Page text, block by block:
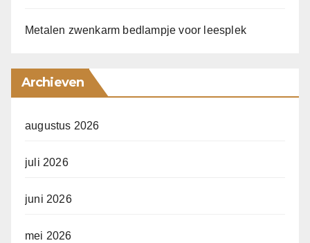
Metalen zwenkarm bedlampje voor leesplek
Archieven
augustus 2026
juli 2026
juni 2026
mei 2026